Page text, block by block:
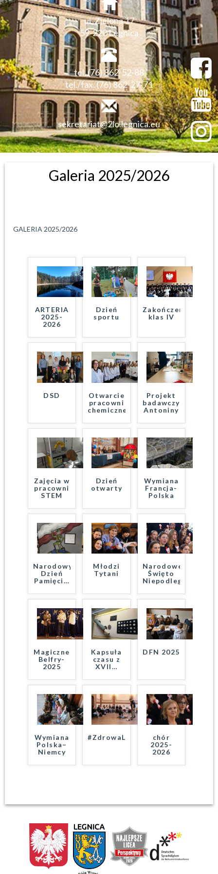
ul. Zielona 17
59-220 Legnica
tel. (76) 862-52-88
tel./fax. (76) 862-27-71
sekretariat@2lo.legnica.eu
Galeria 2025/2026
GALERIA 2025/2026
ARTERIA
2025-
2026
Dzień
sportu
Zakończenie
klas IV
DSD
Otwarcie
pracowni
chemicznej
Projekt
badawczy
Antoniny
Zajęcia w
pracowni
STEM
Dzień
otwarty
Wymiana
Francja-
Polska
Narodowy
Dzień
Pamięci…
Młodzi
Tytani
Narodowe
Święto
Niepodległości
Magiczne
Belfry-
2025
Kapsuła
czasu z
XVII…
DFN 2025
Wymiana
Polska–
Niemcy
#ZdrowaLegnica
chór
2025-
2026